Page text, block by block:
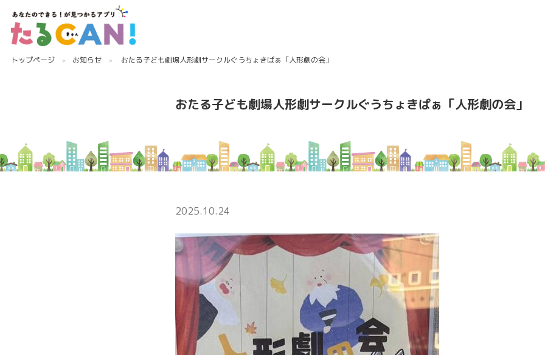
トップページ お知らせ おたる子ども劇場人形劇サークルぐうちょきぱぁ「人形劇の会」
おたる子ども劇場人形劇サークルぐうちょきぱぁ「人形劇の会」
2025.10.24